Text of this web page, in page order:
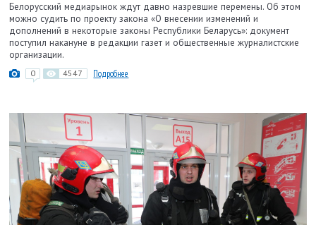
Белорусский медиарынок ждут давно назревшие перемены. Об этом
можно судить по проекту закона «О внесении изменений и
дополнений в некоторые законы Республики Беларусь»: документ
поступил накануне в редакции газет и общественные журналистские
организации.
0 4547 Подробнее